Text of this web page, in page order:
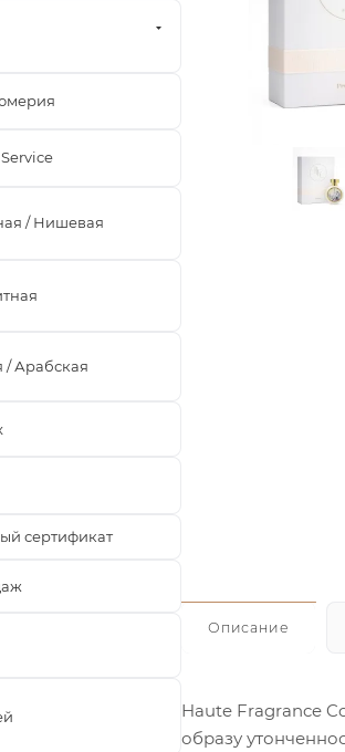
Описание
Haute Fragrance
образу
/ Нишевая
/ Арабская
сертификат